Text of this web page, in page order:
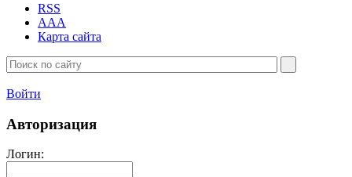
RSS
AAA
Карта сайта
Войти
Авторизация
Логин: